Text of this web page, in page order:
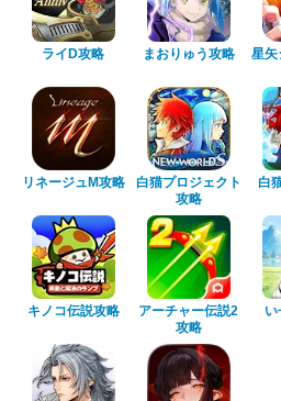
ライD攻略 まおりゅう攻略
星矢
リネージュM攻略
白猫プロジェクト
攻略
白
キノコ伝説攻略
アーチャー伝説2
攻略
い